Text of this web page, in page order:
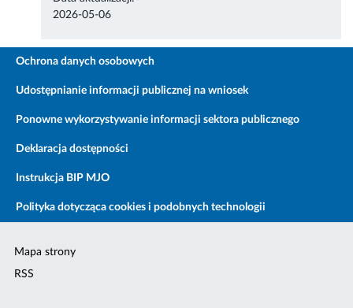
2026-05-06
Ochrona danych osobowych
Udostępnianie informacji publicznej na wniosek
Ponowne wykorzystywanie informacji sektora publicznego
Deklaracja dostępności
Instrukcja BIP MJO
Polityka dotycząca cookies i podobnych technologii
Mapa strony
RSS